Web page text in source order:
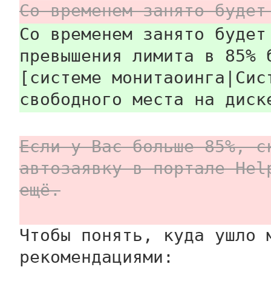
Со временем занято
Со временем занято
превышения лимита в
[системе
свободного места на
Если у Вас больше 85%,
автозаявку в портале
ещё.
Чтобы понять, куда ушло
рекомендациями: